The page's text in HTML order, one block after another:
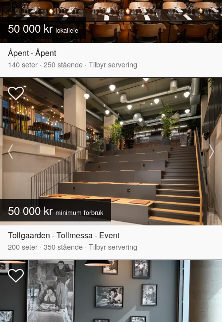
50 000 kr lokalleie
Åpent - Åpent
140seter · 250stående · Tilbyr servering
50 000 krminimum forbruk
Tollgaarden - Tollmessa - Event
200seter · 350stående · Tilbyr servering